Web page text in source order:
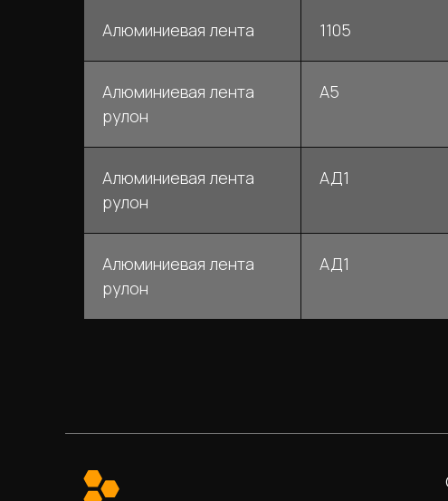
Алюминиевая лента 1105
Алюминиевая лента
рулон
А5
Алюминиевая лента
рулон
АД1
Алюминиевая лента
рулон
АД1